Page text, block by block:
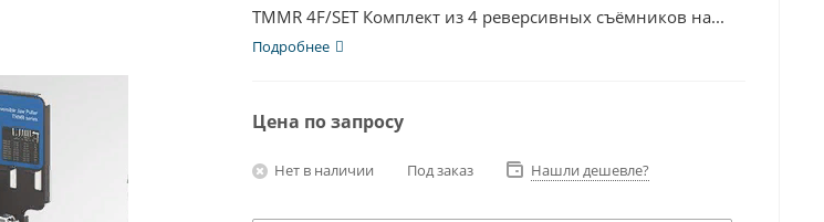
TMMR 4F/SET Комплект из 4 реверсивных съёмников на...
Подробнее
Цена по запросу
Нет в наличии Под заказ Нашли дешевле?